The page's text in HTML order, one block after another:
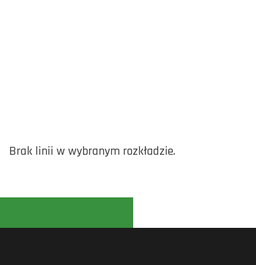
Brak linii w wybranym rozkładzie.